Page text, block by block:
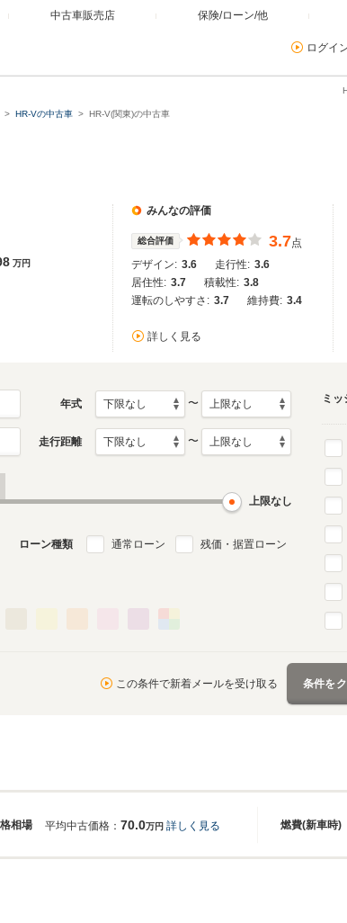
中古車販売店 保険/ローン/他
ログイ
HR-Vの中古車 HR-V(関東)の中古車
万円
みんなの評価
総合評価 3.7点
デザイン: 3.6 走行性: 3.6
居住性: 3.7 積載性: 3.8
運転のしやすさ: 3.7 維持費: 3.4
詳しく見る
年式 〜
走行距離 〜
上限なし
ローン種類 通常ローン 残価・据置ローン
ミ
この条件で新着メールを受け取る 条件を
相場 燃費(新車時)
平均中古価格： 70.0万円 詳しく見る